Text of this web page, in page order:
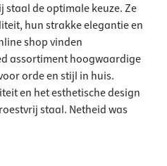
de optimale keuze. Ze
hun strakke elegantie en
shop vinden
assortiment hoogwaardige
orde en stijl in huis.
en het esthetische design
staal. Netheid was